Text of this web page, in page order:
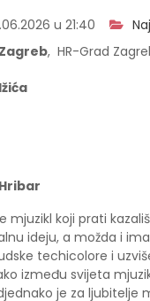
u 21:40
Zagreb, HR-Grad
mjuzikl koji prati
ideju, a možda i
techicolore i
između svijeta
je za ljubitelje